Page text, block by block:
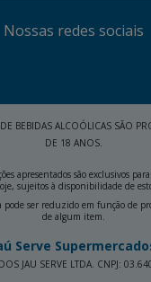
Nossas redes sociais
BEBIDAS ALCOÓLICAS SÃO
DE 18 ANOS.
apresentados são exclusivos
sujeitos à disponibilidade de
ser reduzido em função de
de algum item.
Serve
JAU SERVE LTDA. CNPJ: